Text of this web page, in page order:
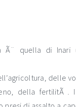
quella di Inari
delle
della fertilitÃ .